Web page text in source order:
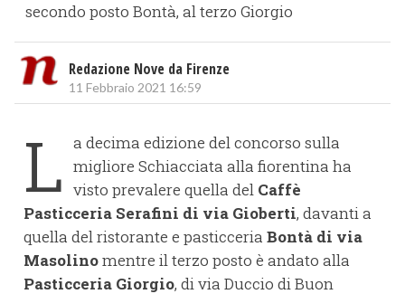
secondo posto Bontà, al terzo Giorgio
Redazione Nove da Firenze
11 Febbraio 2021 16:59
L a decima edizione del concorso sulla
migliore Schiacciata alla fiorentina ha
visto prevalere quella del Caffè
Pasticceria Serafini di via Gioberti, davanti a
quella del ristorante e pasticceria Bontà di via
Masolinomentre il terzo posto è andato alla
Pasticceria Giorgio, di via Duccio di Buon